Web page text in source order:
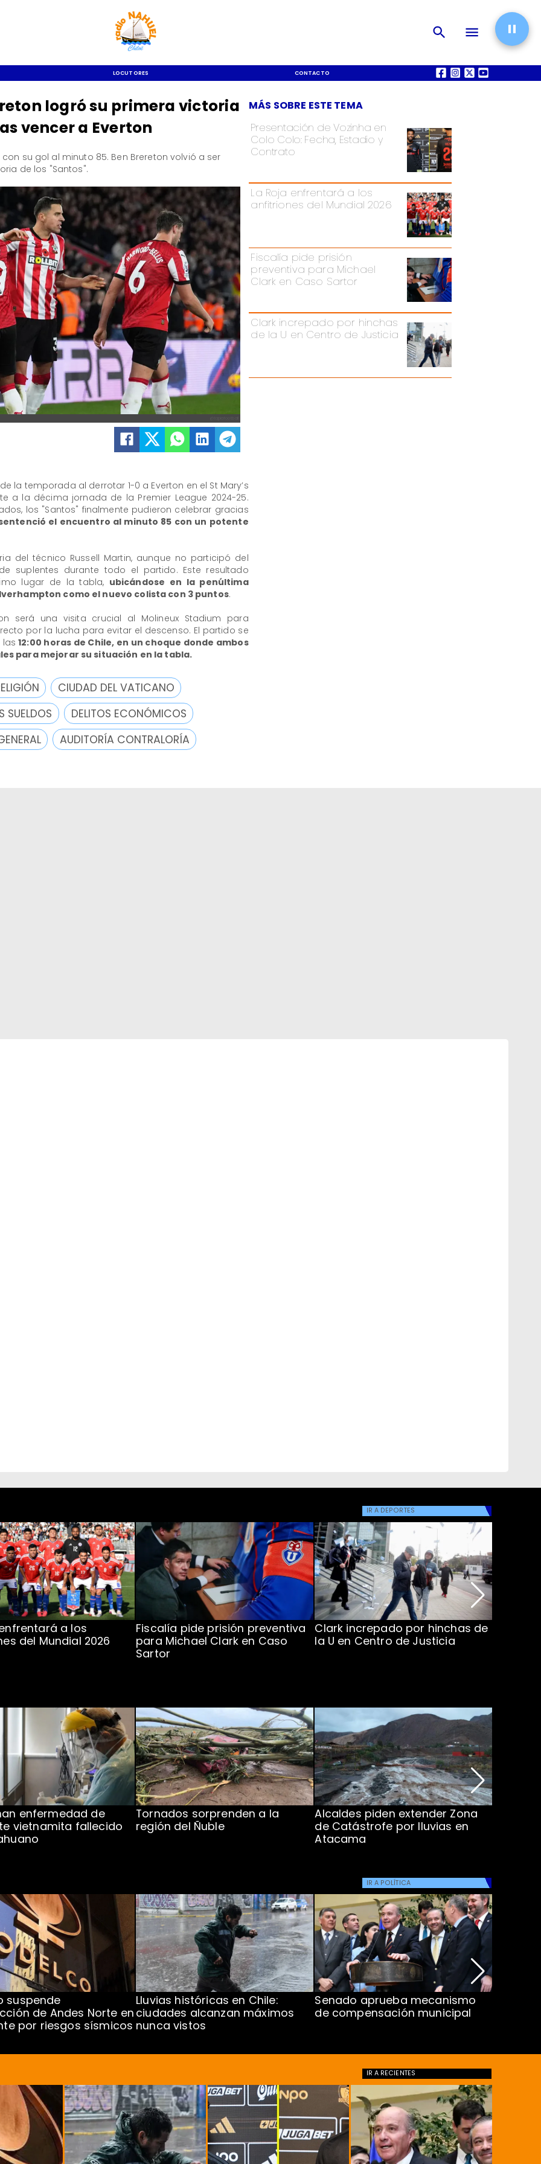
LOCUTORES CONTACTO QUIÉNES SOMOS
Presentación de Vozinha en
Colo Colo: Fecha, Estadio y
Contrato
La Roja enfrentará a los
anfitriones del Mundial 2026
Fiscalía pide prisión
preventiva para Michael
Clark en Caso Sartor
Clark increpado por hinchas
de la U en Centro de Justicia
MÁS SOBRE ESTE TEMA
logró su primera victoria
vencer a Everton
su gol al minuto 85. Ben Brereton volvió a ser
de los "Santos".
la temporada al derrotar 1-0 a Everton en el St Mary’s
a la décima jornada de la Premier League 2024-25.
los "Santos" finalmente pudieron celebrar gracias
el encuentro al minuto 85 con un potente
del técnico Russell Martin, aunque no participó del
suplentes durante todo el partido. Este resultado
lugar de la tabla, ubicándose en la penúltima
como el nuevo colista con 3 puntos.
será una visita crucial al Molineux Stadium para
por la lucha para evitar el descenso. El partido se
12:00 horas de Chile, en un choque donde ambos
para mejorar su situación en la tabla.
CIUDAD DEL VATICANO
SUELDOS
DELITOS ECONÓMICOS
AUDITORÍA CONTRALORÍA
IR A DEPORTES
a los
del Mundial 2026
Fiscalía pide prisión preventiva
para Michael Clark en Caso
Sartor
Clark increpado por hinchas de
la U en Centro de Justicia
enfermedad de
vietnamita fallecido
Tornados sorprenden a la
región del Ñuble
Alcaldes piden extender Zona
de Catástrofe por lluvias en
Atacama
IR A POLÍTICA
suspende
de Andes Norte en
por riesgos sísmicos
Lluvias históricas en Chile:
ciudades alcanzan máximos
nunca vistos
Senado aprueba mecanismo
de compensación municipal
IR A RECIENTES